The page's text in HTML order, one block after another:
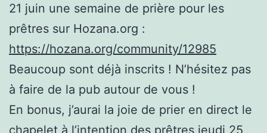
21 juin une semaine de prière pour les
prêtres sur Hozana.org :
https://hozana.org/community/12985
Beaucoup sont déjà inscrits ! N’hésitez pas
à faire de la pub autour de vous !
En bonus, j’aurai la joie de prier en direct le
chapelet à l’intention des prêtres jeudi 25